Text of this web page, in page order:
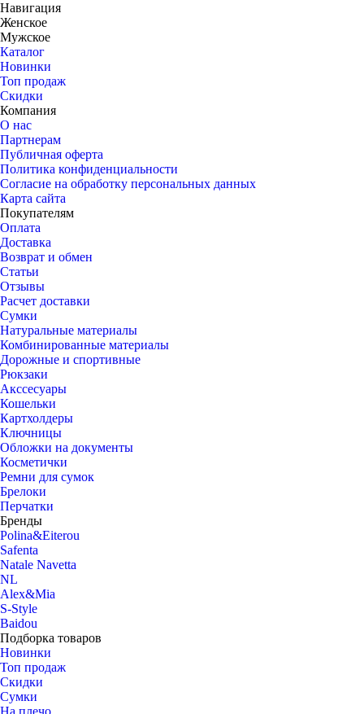
Навигация
Женское
Мужское
Каталог
Новинки
Топ продаж
Скидки
Компания
О нас
Партнерам
Публичная оферта
Политика конфиденциальности
Согласие на обработку персональных данных
Карта сайта
Покупателям
Оплата
Доставка
Возврат и обмен
Статьи
Отзывы
Расчет доставки
Сумки
Натуральные материалы
Комбинированные материалы
Дорожные и спортивные
Рюкзаки
Акссесуары
Кошельки
Картхолдеры
Ключницы
Обложки на документы
Косметички
Ремни для сумок
Брелоки
Перчатки
Бренды
Polina&Eiterou
Safenta
Natale Navetta
NL
Alex&Mia
S-Style
Baidou
Подборка товаров
Новинки
Топ продаж
Скидки
Сумки
На плечо